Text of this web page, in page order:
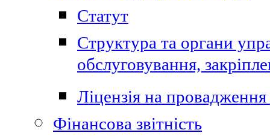
Статут
Структура та органи
обслуговування,
Ліцензія на провадження
Фінансова звітність